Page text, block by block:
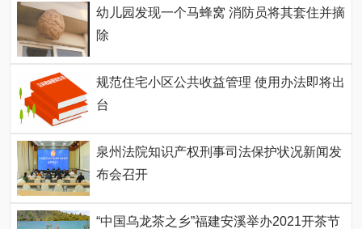
幼儿园发现一个马蜂窝 消防员将其套住并摘
除
规范住宅小区公共收益管理 使用办法即将出
台
泉州法院知识产权刑事司法保护状况新闻发
布会召开
“中国乌龙茶之乡”福建安溪举办2021开茶节